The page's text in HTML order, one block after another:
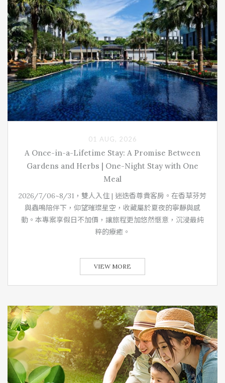
A Once-in-a-Lifetime Stay: A Promise Between
Gardens and Herbs | One-Night Stay with One
Meal
2026/7/06~8/31，雙人入住 | 迷迭香尊貴客房。在香草芬芳
與蟲鳴陪伴下，仰望璀璨星空，收藏屬於夏夜的寧靜與感
動。本專案享假日不加價，讓旅程更加悠然愜意，沉浸最純
粹的療癒。
01 AUG, 2026
VIEW MORE